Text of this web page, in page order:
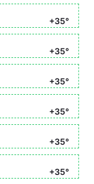
+35°
+35°
+35°
+35°
+35°
+35°